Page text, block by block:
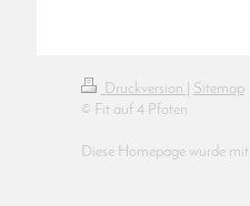
Druckversion
Sitemap
© Fit auf 4 Pfoten
Diese Homepage wurde mit